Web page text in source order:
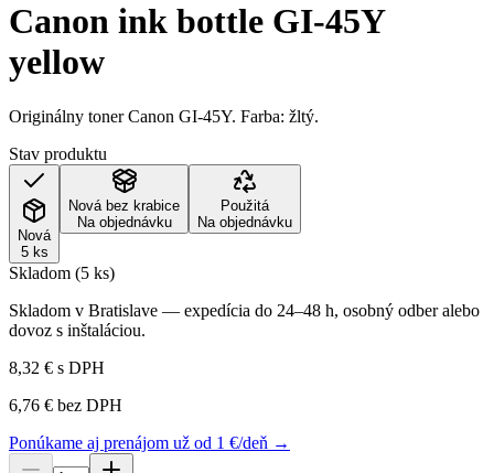
Canon ink bottle GI-45Y
yellow
Originálny toner Canon GI-45Y. Farba: žltý.
Stav produktu
Nová
5 ks
Nová bez krabice
Na objednávku
Použitá
Na objednávku
Skladom (5 ks)
Skladom v Bratislave — expedícia do 24–48 h, osobný odber alebo
dovoz s inštaláciou.
8,32 € s DPH
6,76 € bez DPH
Ponúkame aj prenájom už od 1 €/deň →